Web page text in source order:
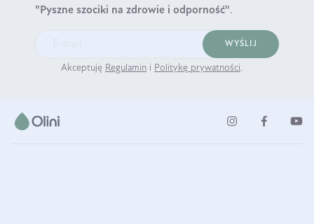
"Pyszne szociki na zdrowie i odporność".
WYŚLIJ
Akceptuję Regulamin i Politykę prywatności.